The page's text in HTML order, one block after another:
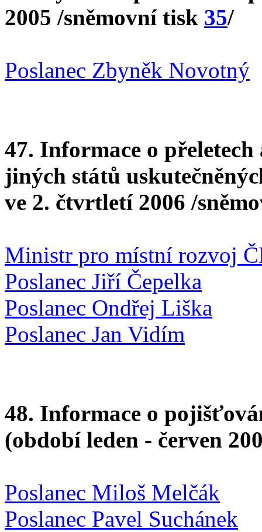
2005 /sněmovní tisk 35/
Poslanec Zbyněk Novotný
47. Informace o
jiných států
ve 2. čtvrtletí 2006 /
Ministr pro místní rozvoj
Poslanec Jiří Čepelka
Poslanec Ondřej Liška
Poslanec Jan Vidím
48. Informace o
(období leden - červen
Poslanec Miloš Melčák
Poslanec Pavel Suchánek